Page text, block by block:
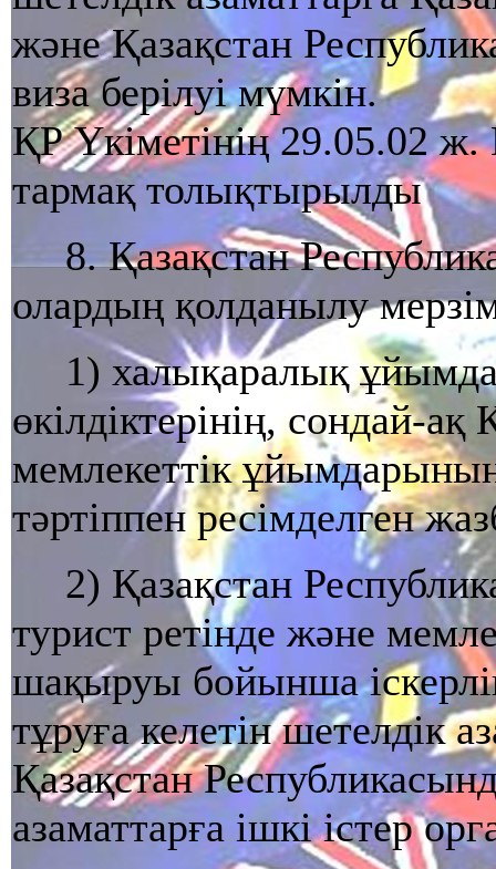
және Қазақстан
виза берiлуi мүмкiн.
ҚР Үкіметінің 29.05.02
тармақ толықтырылды
8. Қазақстан
олардың қолданылу
1) халықаралық
өкiлдiктерiнiң, сондай-ақ
мемлекеттiк
тәртiппен ресiмделген
2) Қазақстан
турист ретiнде және
шақыруы бойынша
тұруға келетiн шетелдiк
Қазақстан
азаматтарға iшкi iстер